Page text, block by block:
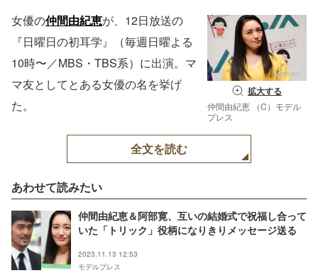
拡大する
仲間由紀恵 （C）モデル
プレス
女優の仲間由紀恵が、12日放送の
『日曜日の初耳学』（毎週日曜よる
10時〜／MBS・TBS系）に出演。マ
マ友としてとある女優の名を挙げ
た。
全文を読む
あわせて読みたい
仲間由紀恵＆阿部寛、互いの結婚式で祝福し合って
いた「トリック」役柄になりきりメッセージ送る
2023.11.13 12:53
モデルプレス